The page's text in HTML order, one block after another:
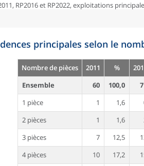
RP2016 et RP2022, exploitations
principales selon le
Nombre de pièces 2011 %
Ensemble
60 100,0
1 pièce
1 1,6
2 pièces
1 1,6
3 pièces
7 12,5
4 pièces
10 17,2